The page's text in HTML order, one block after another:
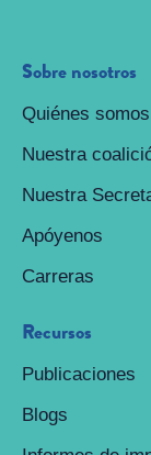
Sobre nosotros
Quiénes somos
Nuestra
Nuestra
Apóyenos
Carreras
Recursos
Publicaciones
Blogs